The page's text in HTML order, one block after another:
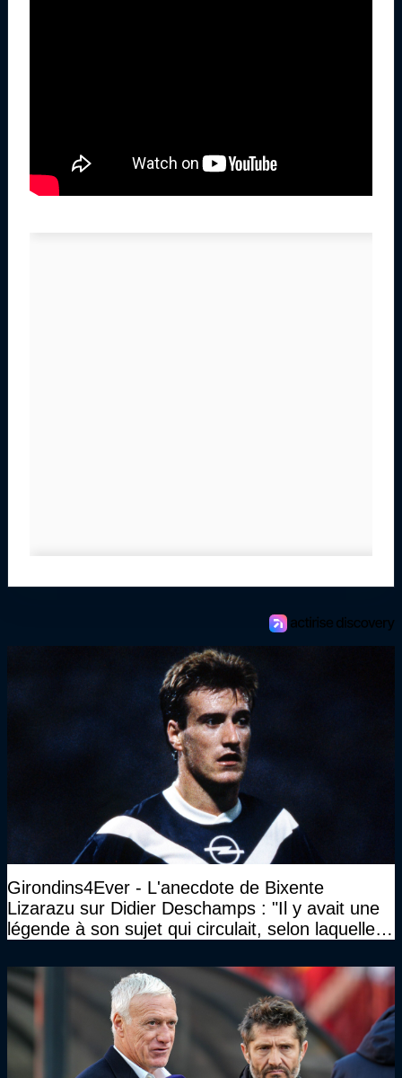
Girondins4Ever - L'anecdote de Bixente
Lizarazu sur Didier Deschamps : "Il y avait une
légende à son sujet qui circulait, selon laquelle il